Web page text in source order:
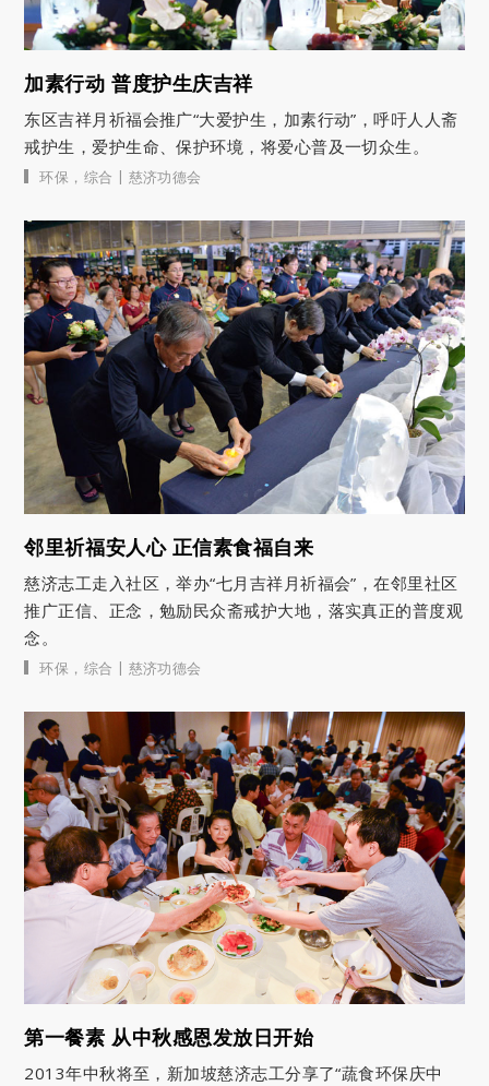
加素行动 普度护生庆吉祥
东区吉祥月祈福会推广“大爱护生，加素行动”，呼吁人人斋
戒护生，爱护生命、保护环境，将爱心普及一切众生。
环保 ， 综合 | 慈济功德会
邻里祈福安人心 正信素食福自来
慈济志工走入社区，举办“七月吉祥月祈福会”，在邻里社区
推广正信、正念，勉励民众斋戒护大地，落实真正的普度观
念。
环保 ， 综合 | 慈济功德会
第一餐素 从中秋感恩发放日开始
2013年中秋将至，新加坡慈济志工分享了“蔬食环保庆中